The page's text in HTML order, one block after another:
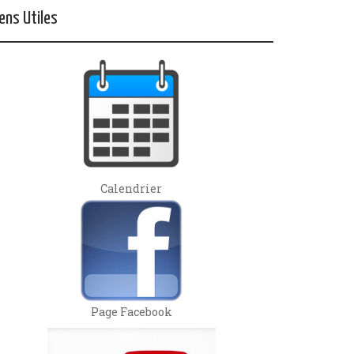
Utiles
Calendrier
Page Facebook